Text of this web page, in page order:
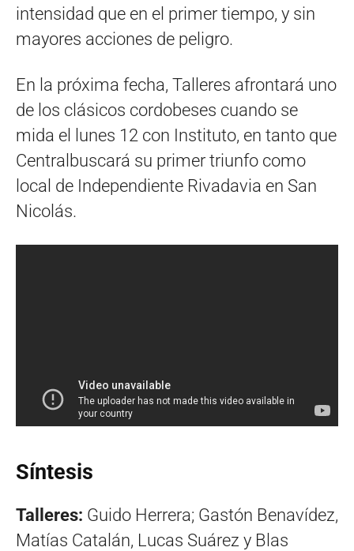
intensidad que en el primer tiempo, y sin
mayores acciones de peligro.
En la próxima fecha, Talleres afrontará uno
de los clásicos cordobeses cuando se
mida el lunes 12 con Instituto, en tanto que
Centralbuscará su primer triunfo como
local de Independiente Rivadavia en San
Nicolás.
Síntesis
Talleres: Guido Herrera; Gastón Benavídez,
Matías Catalán, Lucas Suárez y Blas